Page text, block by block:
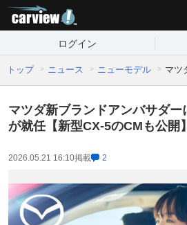
ログイン
トップ ニュース ニューモデル マツ
マツダ新ブランドアンバサダ
が就任【新型CX-5のCMも公開】
2026.05.21 16:10掲載 2